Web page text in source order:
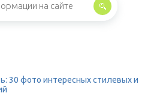
30 фото интересных стилевых и